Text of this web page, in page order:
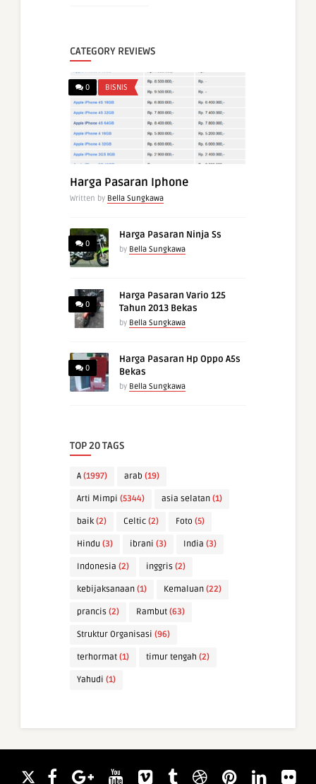
CATEGORY REVIEWS
0 BISNIS
Harga Pasaran Iphone
Written by Bella Sungkawa
0
Harga Pasaran Ninja Ss
by Bella Sungkawa
0
Harga Pasaran Vario 125
Tahun 2013 Bekas
by Bella Sungkawa
0
Harga Pasaran Hp Oppo A5s
Bekas
by Bella Sungkawa
TOP 20 TAGS
A (1997) arab (19)
Arti Mimpi (5344) asia selatan (1)
baik (2) Celtic (2) Foto (5)
Hindu (3) ibrani (3) India (3)
Indonesia (2) inggris (2)
kebijaksanaan (1) Kemaluan (22)
prancis (2) Rambut (63)
Struktur Organisasi (96)
terhormat (1) timur tengah (2)
Yahudi (1)